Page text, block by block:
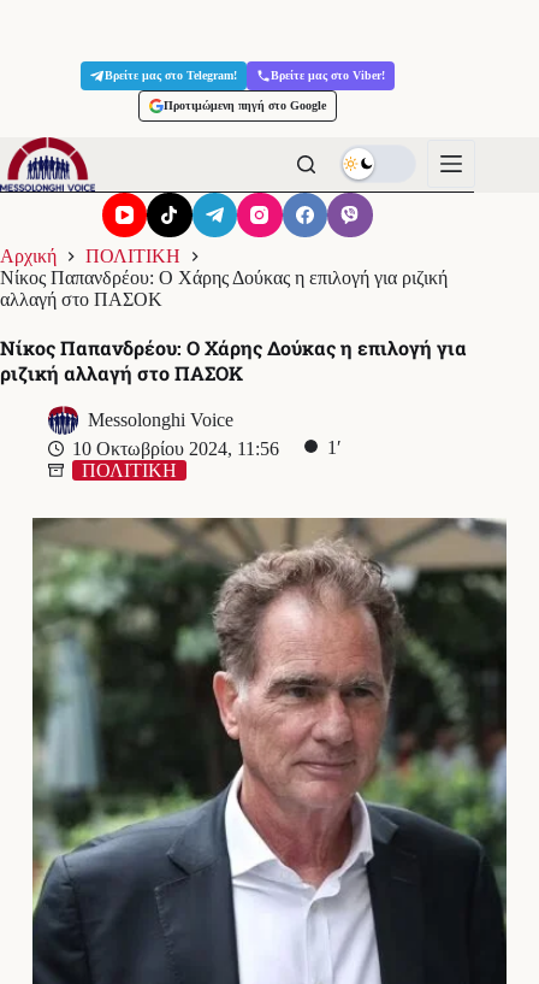
Βρείτε μας στο Telegram! Βρείτε μας στο Viber!
Προτιμώμενη πηγή στο Google
Αρχική
ΠΟΛΙΤΙΚΗ
Νίκος Παπανδρέου: Ο Χάρης Δούκας η επιλογή για ριζική
αλλαγή στο ΠΑΣΟΚ
Νίκος Παπανδρέου: Ο Χάρης Δούκας η επιλογή για
ριζική αλλαγή στο ΠΑΣΟΚ
Messolonghi Voice
10 Οκτωβρίου 2024, 11:56
1′
ΠΟΛΙΤΙΚΗ